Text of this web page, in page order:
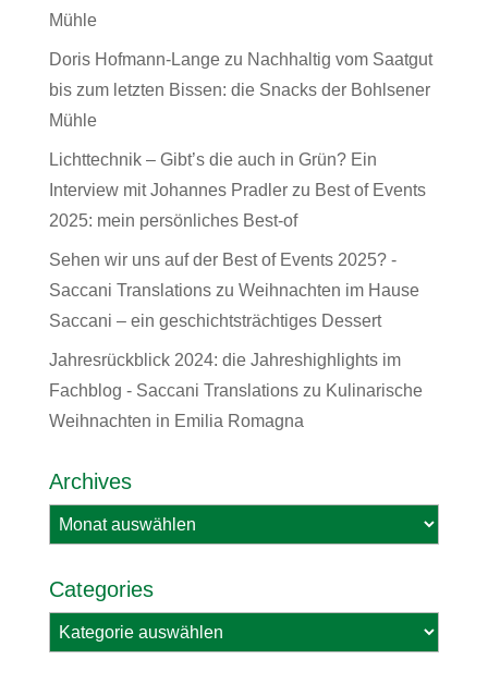
Mühle
Doris Hofmann-Langezu Nachhaltig vom Saatgut
bis zum letzten Bissen: die Snacks der Bohlsener
Mühle
Lichttechnik – Gibt’s die auch in Grün? Ein
Interview mit Johannes Pradlerzu Best of Events
2025: mein persönliches Best-of
Sehen wir uns auf der Best of Events 2025? -
Saccani Translationszu Weihnachten im Hause
Saccani – ein geschichtsträchtiges Dessert
Jahresrückblick 2024: die Jahreshighlights im
Fachblog - Saccani Translationszu Kulinarische
Weihnachten in Emilia Romagna
Archives
Archives
Categories
Categories